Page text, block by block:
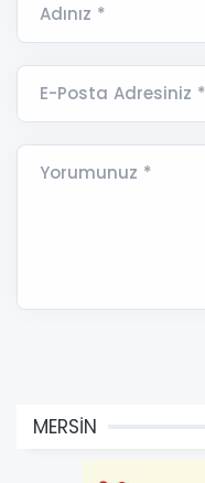
Adınız *
E-Posta Adresiniz *
Yorumunuz *
MERSİN